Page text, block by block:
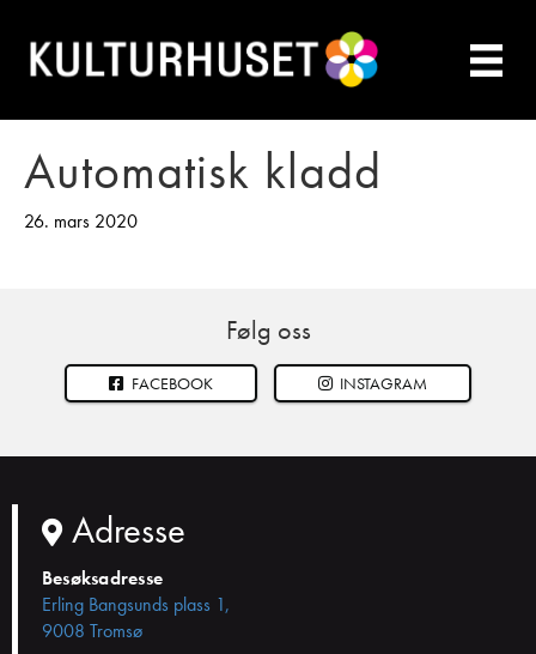
Automatisk kladd
26. mars 2020
Følg oss
FACEBOOK INSTAGRAM
Adresse
Besøksadresse
Erling Bangsunds plass 1,
9008 Tromsø